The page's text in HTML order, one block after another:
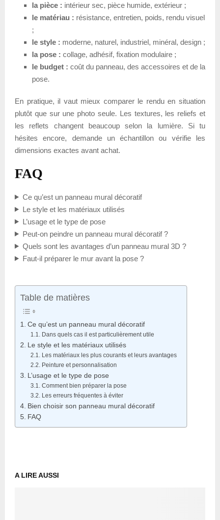
la pièce : intérieur sec, pièce humide, extérieur ;
le matériau : résistance, entretien, poids, rendu visuel
;
le style : moderne, naturel, industriel, minéral, design ;
la pose : collage, adhésif, fixation modulaire ;
le budget : coût du panneau, des accessoires et de la
pose.
En pratique, il vaut mieux comparer le rendu en situation
plutôt que sur une photo seule. Les textures, les reliefs et
les reflets changent beaucoup selon la lumière. Si tu
hésites encore, demande un échantillon ou vérifie les
dimensions exactes avant achat.
FAQ
Ce qu’est un panneau mural décoratif
Le style et les matériaux utilisés
L’usage et le type de pose
Peut-on peindre un panneau mural décoratif ?
Quels sont les avantages d’un panneau mural 3D ?
Faut-il préparer le mur avant la pose ?
Table de matières
Ce qu’est un panneau mural décoratif
Dans quels cas il est particulièrement utile
Le style et les matériaux utilisés
Les matériaux les plus courants et leurs avantages
Peinture et personnalisation
L’usage et le type de pose
Comment bien préparer la pose
Les erreurs fréquentes à éviter
Bien choisir son panneau mural décoratif
FAQ
A LIRE AUSSI